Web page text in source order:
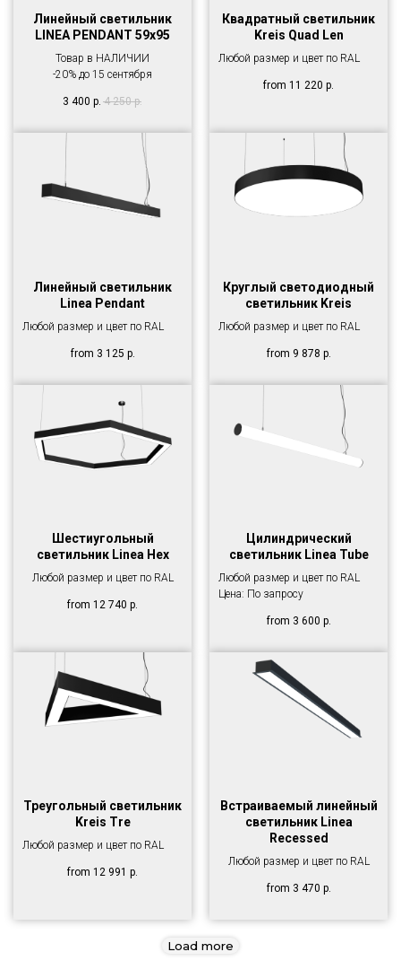
Линейный светильник
LINEA PENDANT 59х95
Товар в НАЛИЧИИ
-20% до 15 сентября
3 400 р. 4 250 р.
Квадратный светильник
Kreis Quad Len
Любой размер и цвет по RAL
from 11 220 р.
Линейный светильник
Linea Pendant
Любой размер и цвет по RAL
from 3 125 р.
Круглый светодиодный
светильник Kreis
Любой размер и цвет по RAL
from 9 878 р.
Шестиугольный
светильник Linea Hex
Любой размер и цвет по RAL
from 12 740 р.
Цилиндрический
светильник Linea Tube
Любой размер и цвет по RAL
Цена: По запросу
from 3 600 р.
Треугольный светильник
Kreis Tre
Любой размер и цвет по RAL
from 12 991 р.
Встраиваемый линейный
светильник Linea
Recessed
Любой размер и цвет по RAL
from 3 470 р.
Load more